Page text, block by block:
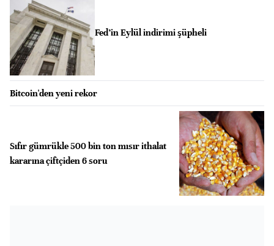
Fed’in Eylül indirimi şüpheli
Bitcoin'den yeni rekor
Sıfır gümrükle 500 bin ton mısır ithalat
kararına çiftçiden 6 soru